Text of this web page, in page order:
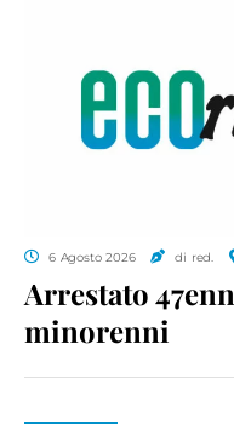
6 Agosto 2026 di red.
Arrestato
minorenni